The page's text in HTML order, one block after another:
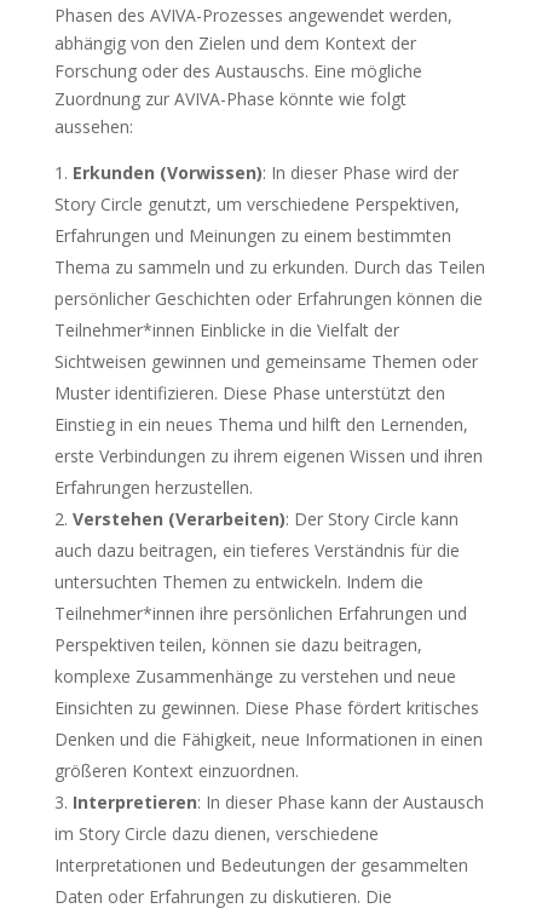
Phasen des AVIVA-Prozesses angewendet werden,
abhängig von den Zielen und dem Kontext der
Forschung oder des Austauschs. Eine mögliche
Zuordnung zur AVIVA-Phase könnte wie folgt
aussehen:
Erkunden (Vorwissen): In dieser Phase wird der
Story Circle genutzt, um verschiedene Perspektiven,
Erfahrungen und Meinungen zu einem bestimmten
Thema zu sammeln und zu erkunden. Durch das Teilen
persönlicher Geschichten oder Erfahrungen können die
Teilnehmer*innen Einblicke in die Vielfalt der
Sichtweisen gewinnen und gemeinsame Themen oder
Muster identifizieren. Diese Phase unterstützt den
Einstieg in ein neues Thema und hilft den Lernenden,
erste Verbindungen zu ihrem eigenen Wissen und ihren
Erfahrungen herzustellen.
Verstehen (Verarbeiten): Der Story Circle kann
auch dazu beitragen, ein tieferes Verständnis für die
untersuchten Themen zu entwickeln. Indem die
Teilnehmer*innen ihre persönlichen Erfahrungen und
Perspektiven teilen, können sie dazu beitragen,
komplexe Zusammenhänge zu verstehen und neue
Einsichten zu gewinnen. Diese Phase fördert kritisches
Denken und die Fähigkeit, neue Informationen in einen
größeren Kontext einzuordnen.
Interpretieren: In dieser Phase kann der Austausch
im Story Circle dazu dienen, verschiedene
Interpretationen und Bedeutungen der gesammelten
Daten oder Erfahrungen zu diskutieren. Die